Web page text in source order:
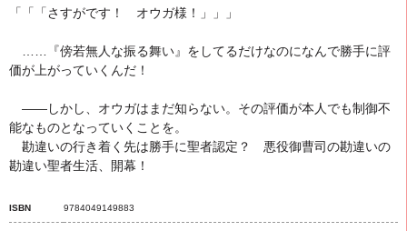
「「「さすがです！ オウガ様！」」」
……『傍若無人な振る舞い』をしてるだけなのになんで勝手に評
価が上がっていくんだ！
――しかし、オウガはまだ知らない。その評価が本人でも制御不
能なものとなっていくことを。
勘違いの行き着く先は勝手に聖者認定？ 悪役御曹司の勘違いの
勘違い聖者生活、開幕！
ISBN 9784049149883